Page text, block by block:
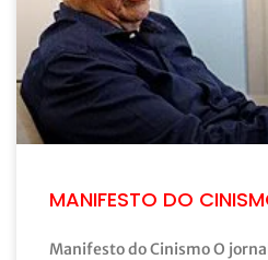
MANIFESTO DO
Manifesto do Cinismo O